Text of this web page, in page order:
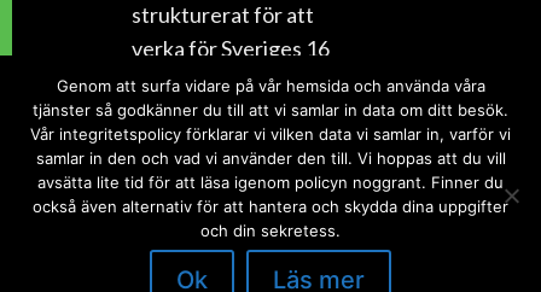
strukturerat för att
verka för Sveriges 16
miljömål som bland annat
beskrivs i Agenda 2030.
Sveriges Miljömål
Genom att surfa vidare på vår hemsida och använda våra
tjänster så godkänner du till att vi samlar in data om ditt besök.
Vår integritetspolicy förklarar vi vilken data vi samlar in, varför vi
samlar in den och vad vi använder den till. Vi hoppas att du vill
avsätta lite tid för att läsa igenom policyn noggrant. Finner du
också även alternativ för att hantera och skydda dina uppgifter
och din sekretess.
Ok Läs mer